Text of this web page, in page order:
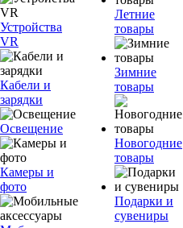
Устройства
VR
Кабели и
зарядки
Освещение
Камеры и
фото
Летние
товары
Зимние
товары
Новогодние
товары
Подарки и
сувениры